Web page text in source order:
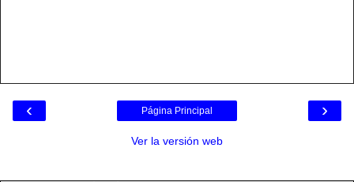
‹ ›
Página Principal
Ver la versión web